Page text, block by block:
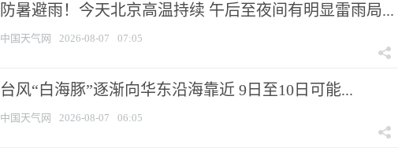
防暑避雨！今天北京高温持续 午后至夜间有明显雷雨局...
中国天气网 2026-08-07 07:05
台风“白海豚”逐渐向华东沿海靠近 9日至10日可能...
中国天气网 2026-08-07 06:05